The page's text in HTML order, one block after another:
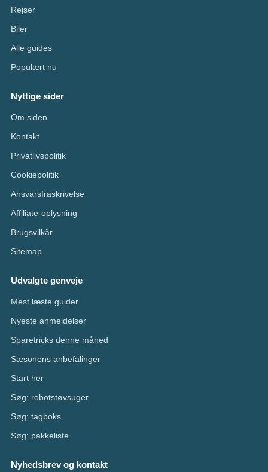
Rejser
Biler
Alle guides
Populært nu
Nyttige sider
Om siden
Kontakt
Privatlivspolitik
Cookiepolitik
Ansvarsfraskrivelse
Affiliate-oplysning
Brugsvilkår
Sitemap
Udvalgte genveje
Mest læste guider
Nyeste anmeldelser
Sparetricks denne måned
Sæsonens anbefalinger
Start her
Søg: robotstøvsuger
Søg: tagboks
Søg: pakkeliste
Nyhedsbrev og kontakt